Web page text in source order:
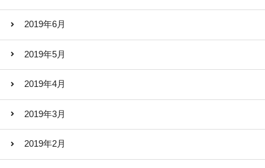
2019年6月
2019年5月
2019年4月
2019年3月
2019年2月